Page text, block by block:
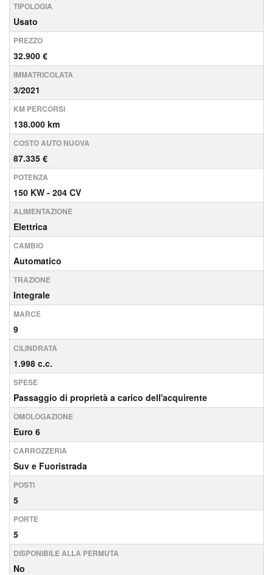
TIPOLOGIA
Usato
PREZZO
32.900 €
IMMATRICOLATA
3/2021
KM PERCORSI
138.000 km
COSTO AUTO NUOVA
87.335 €
POTENZA
150 KW - 204 CV
ALIMENTAZIONE
Elettrica
CAMBIO
Automatico
TRAZIONE
Integrale
MARCE
9
CILINDRATA
1.998 c.c.
SPESE
Passaggio di proprietà a carico dell'acquirente
OMOLOGAZIONE
Euro 6
CARROZZERIA
Suv e Fuoristrada
POSTI
5
PORTE
5
DISPONIBILE ALLA PERMUTA
No